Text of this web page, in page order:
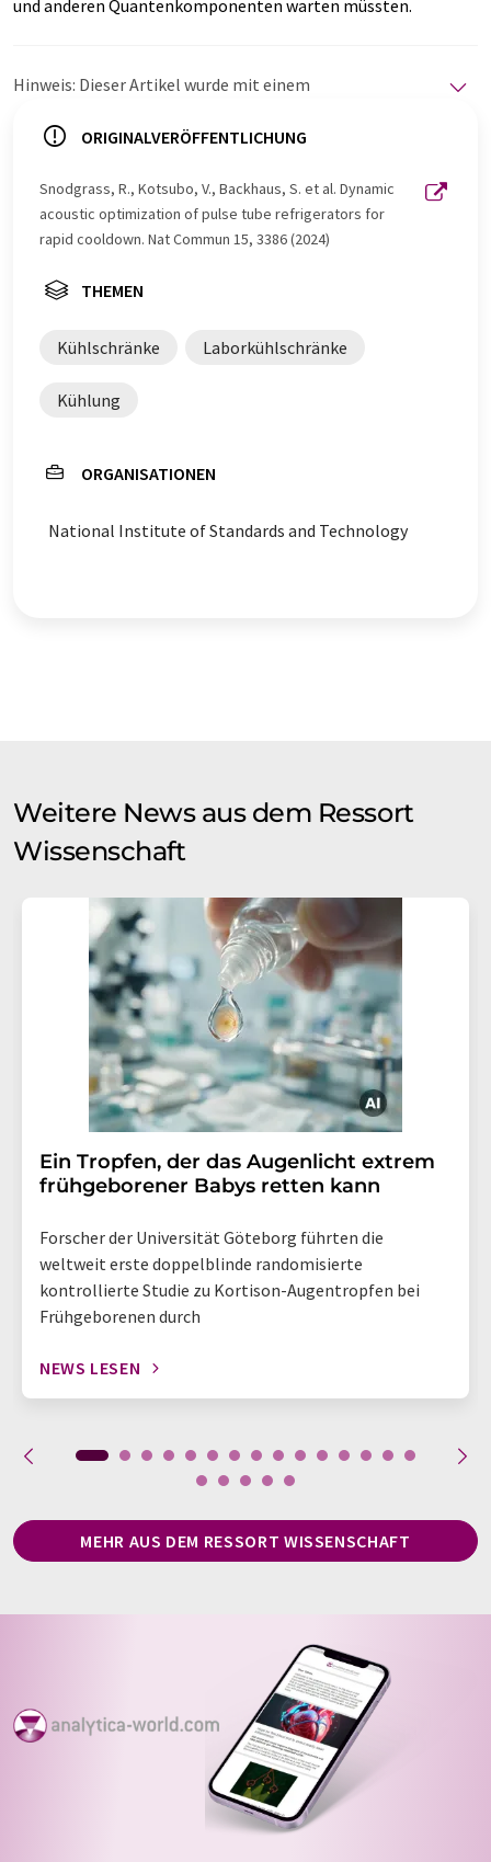
und anderen Quantenkomponenten warten müssten.
Hinweis: Dieser Artikel wurde mit einem
LUMITOS bietet diese automatischen Übersetzungen
Nachrichten zu präsentieren. Da dieser Artikel mit
automatischer Übersetzung übersetzt wurde, ist es
möglich, dass er Fehler im Vokabular, in der Syntax oder
Englisch finden Sie
ORIGINALVERÖFFENTLICHUNG
Snodgrass, R., Kotsubo, V., Backhaus, S. et al. Dynamic
acoustic optimization of pulse tube refrigerators for
rapid cooldown. Nat Commun 15, 3386 (2024)
THEMEN
Kühlschränke Laborkühlschränke
Kühlung
ORGANISATIONEN
National Institute of Standards and Technology
Weitere News aus dem Ressort
Wissenschaft
Ein Tropfen, der das Augenlicht extrem
frühgeborener Babys retten kann
Forscher der Universität Göteborg führten die
weltweit erste doppelblinde randomisierte
kontrollierte Studie zu Kortison-Augentropfen bei
Frühgeborenen durch
NEWS LESEN
MEHR AUS DEM RESSORT WISSENSCHAFT